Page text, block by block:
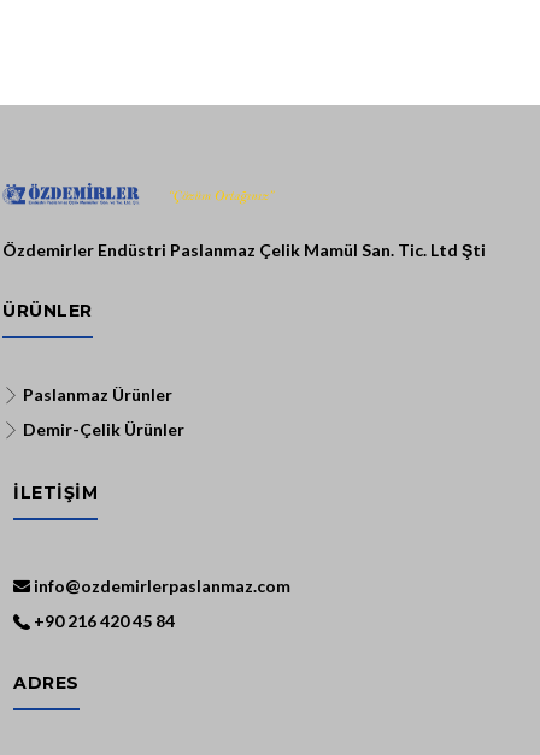
Özdemirler Endüstri Paslanmaz Çelik Mamül San. Tic. Ltd Şti
ÜRÜNLER
Paslanmaz Ürünler
Demir-Çelik Ürünler
İLETİŞİM
info@ozdemirlerpaslanmaz.com
+90 216 420 45 84
ADRES